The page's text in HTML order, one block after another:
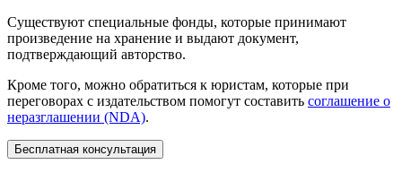
Существуют специальные фонды, которые принимают
произведение на хранение и выдают документ,
подтверждающий авторство.
Кроме того, можно обратиться к юристам, которые при
переговорах с издательством помогут составить соглашение о
неразглашении (NDA).
Бесплатная консультация